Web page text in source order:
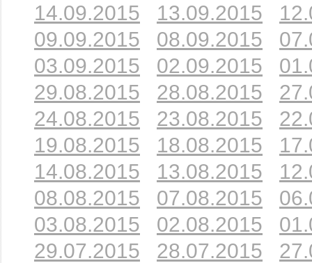
14.09.2015
13.09.2015
09.09.2015
08.09.2015
03.09.2015
02.09.2015
29.08.2015
28.08.2015
24.08.2015
23.08.2015
19.08.2015
18.08.2015
14.08.2015
13.08.2015
08.08.2015
07.08.2015
03.08.2015
02.08.2015
29.07.2015
28.07.2015